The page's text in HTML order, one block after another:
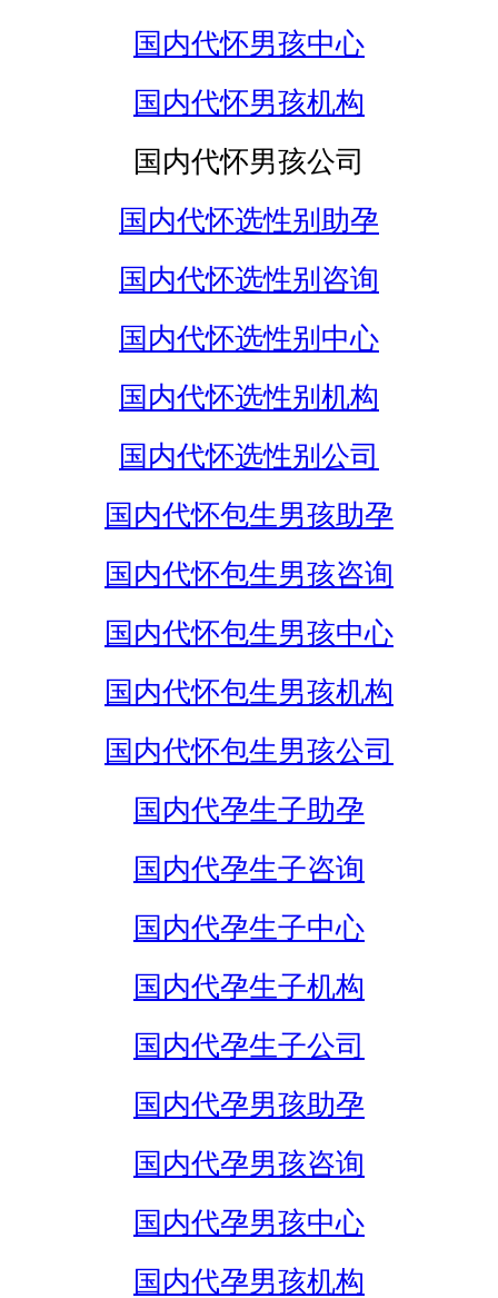
国内代怀男孩中心
国内代怀男孩机构
国内代怀男孩公司
国内代怀选性别助孕
国内代怀选性别咨询
国内代怀选性别中心
国内代怀选性别机构
国内代怀选性别公司
国内代怀包生男孩助孕
国内代怀包生男孩咨询
国内代怀包生男孩中心
国内代怀包生男孩机构
国内代怀包生男孩公司
国内代孕生子助孕
国内代孕生子咨询
国内代孕生子中心
国内代孕生子机构
国内代孕生子公司
国内代孕男孩助孕
国内代孕男孩咨询
国内代孕男孩中心
国内代孕男孩机构